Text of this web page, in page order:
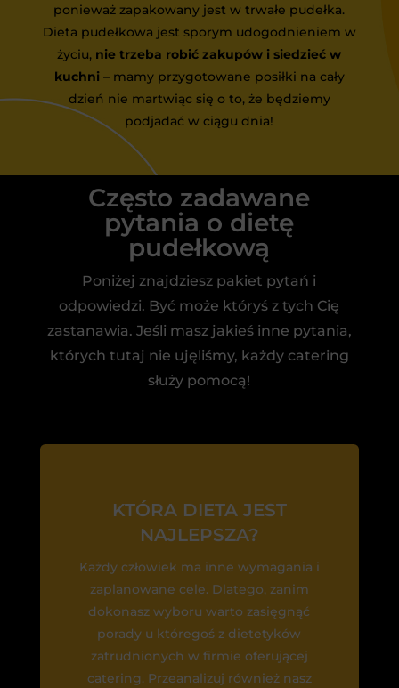
ponieważ zapakowany jest w trwałe pudełka.
Dieta pudełkowa jest sporym udogodnieniem w
życiu, nie trzeba robić zakupów i siedzieć w
kuchni– mamy przygotowane posiłki na cały
dzień nie martwiąc się o to, że będziemy
podjadać w ciągu dnia!
Często zadawane
pytania o dietę
pudełkową
Poniżej znajdziesz pakiet pytań i
odpowiedzi. Być może któryś z tych Cię
zastanawia. Jeśli masz jakieś inne pytania,
których tutaj nie ujęliśmy, każdy catering
służy pomocą!
KTÓRA DIETA JEST
NAJLEPSZA?
Każdy człowiek ma inne wymagania i
zaplanowane cele. Dlatego, zanim
dokonasz wyboru warto zasięgnąć
porady u któregoś z dietetyków
zatrudnionych w firmie oferującej
catering. Przeanalizuj również nasz